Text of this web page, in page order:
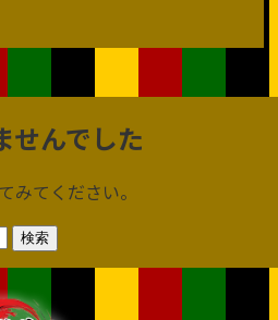
せんでした
みてください。